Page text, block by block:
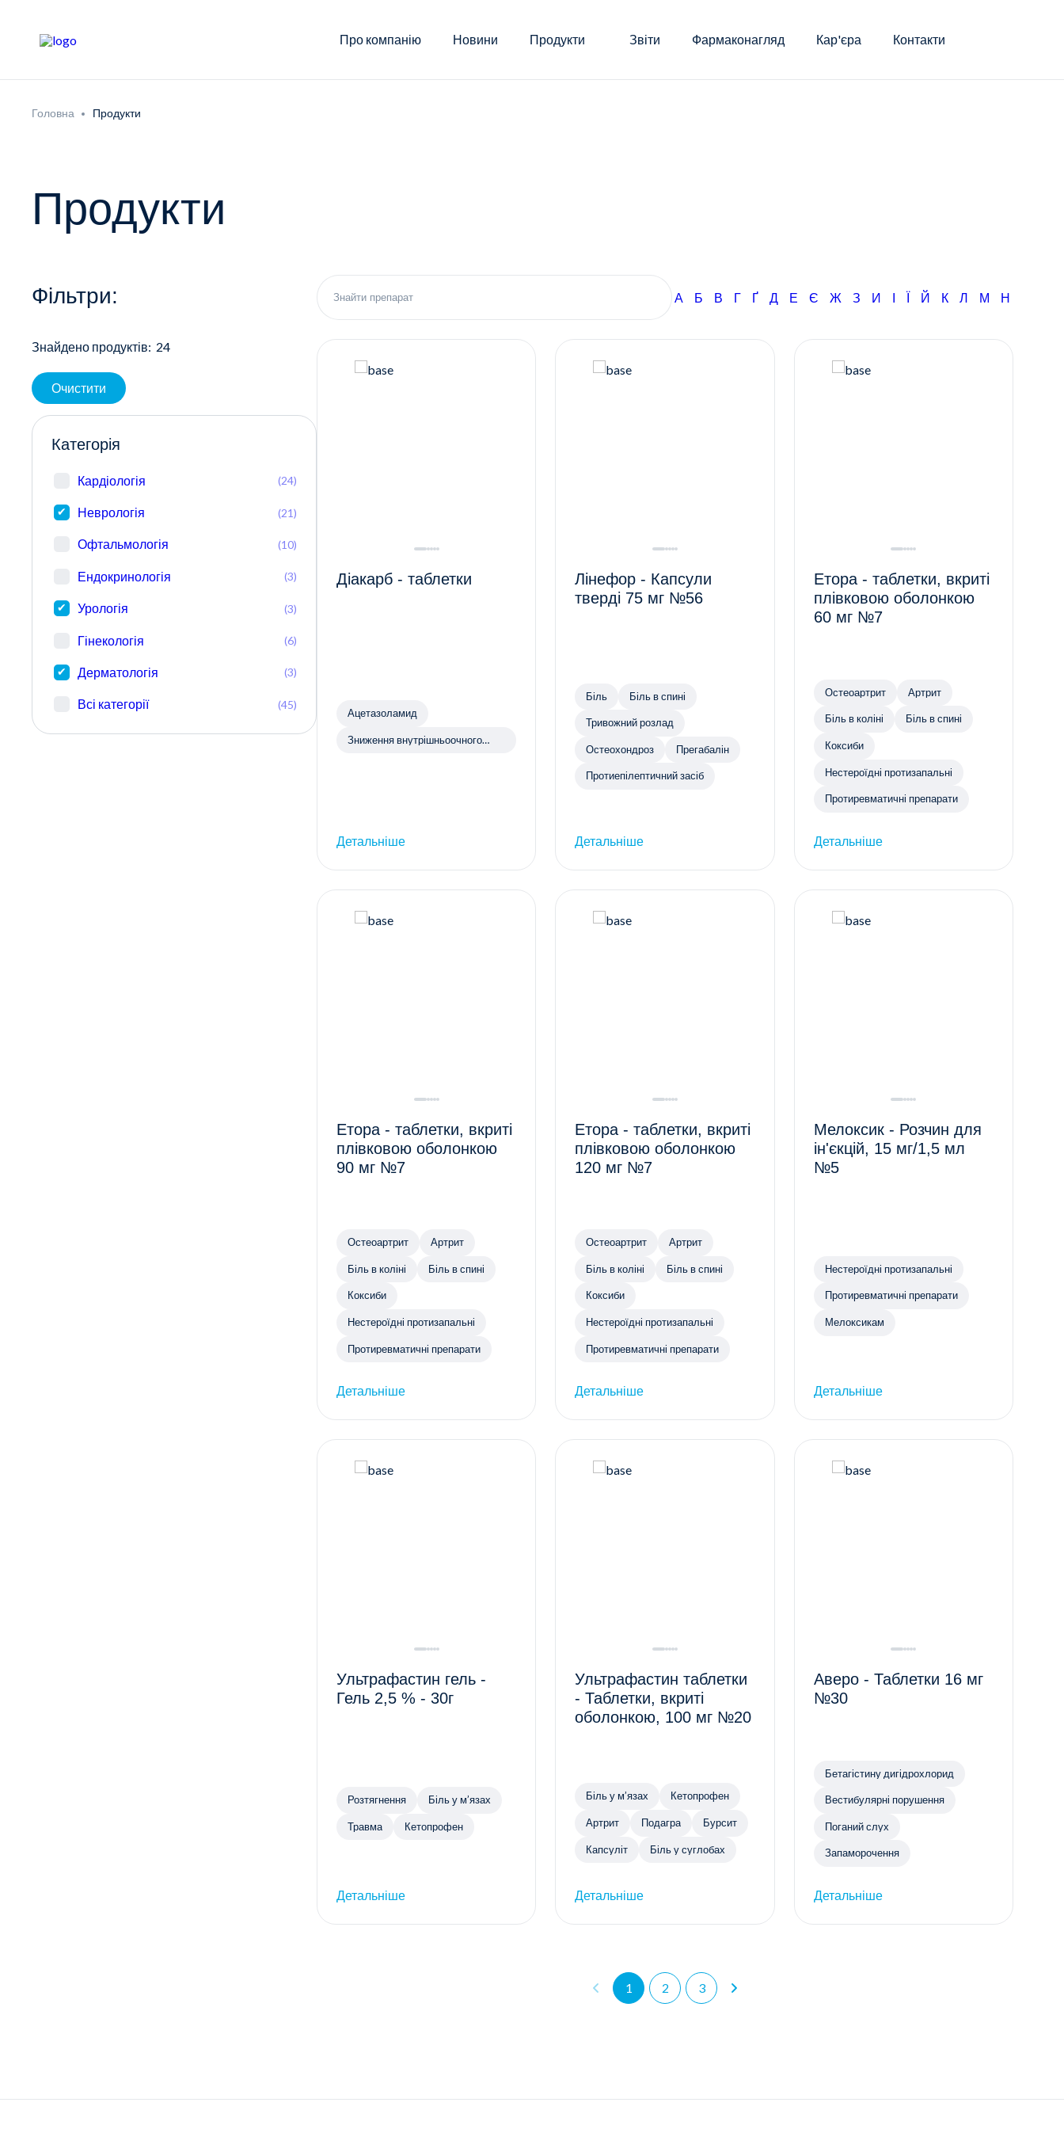
Про компанію Новини Продукти Звіти Фармаконагляд Кар'єра Контакти
Головна Продукти
Продукти
Фільтри:
Знайдено продуктів: 24
Очистити
Категорія
Кардіологія (24)
Неврологія (21)
Офтальмологія (10)
Ендокринологія (3)
Урологія (3)
Гінекологія (6)
Дерматологія (3)
Всі категорії (45)
А Б В Г Ґ Д Е Є Ж З И І Ї Й К Л М Н
Діакарб - таблетки
Ацетазоламид
Зниження внутрішньоочного
Детальніше
Лінефор - Капсули
тверді 75 мг №56
Біль Біль в спині
Тривожний розлад
Остеохондроз Прегабалін
Протиепілептичний засіб
Детальніше
Етора - таблетки, вкриті
плівковою оболонкою
60 мг №7
Остеоартрит Артрит
Біль в коліні Біль в спині
Коксиби
Нестероїдні протизапальні
Протиревматичні препарати
Детальніше
Етора - таблетки, вкриті
плівковою оболонкою
90 мг №7
Остеоартрит Артрит
Біль в коліні Біль в спині
Коксиби
Нестероїдні протизапальні
Протиревматичні препарати
Детальніше
Етора - таблетки, вкриті
плівковою оболонкою
120 мг №7
Остеоартрит Артрит
Біль в коліні Біль в спині
Коксиби
Нестероїдні протизапальні
Протиревматичні препарати
Детальніше
Мелоксик - Розчин для
ін'єкцій, 15 мг/1,5 мл
№5
Нестероїдні протизапальні
Протиревматичні препарати
Мелоксикам
Детальніше
Ультрафастин гель -
Гель 2,5 % - 30г
Розтягнення Біль у м’язах
Травма Кетопрофен
Детальніше
Ультрафастин таблетки
- Таблетки, вкриті
оболонкою, 100 мг №20
Біль у м’язах Кетопрофен
Артрит Подагра Бурсит
Капсуліт Біль у суглобах
Детальніше
Аверо - Таблетки 16 мг
№30
Бетагістину дигідрохлорид
Вестибулярні порушення
Поганий слух
Запаморочення
Детальніше
1 2 3